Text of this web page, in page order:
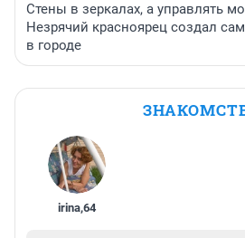
Стены в зеркалах, а управлять
Незрячий красноярец создал
в городе
irina,64